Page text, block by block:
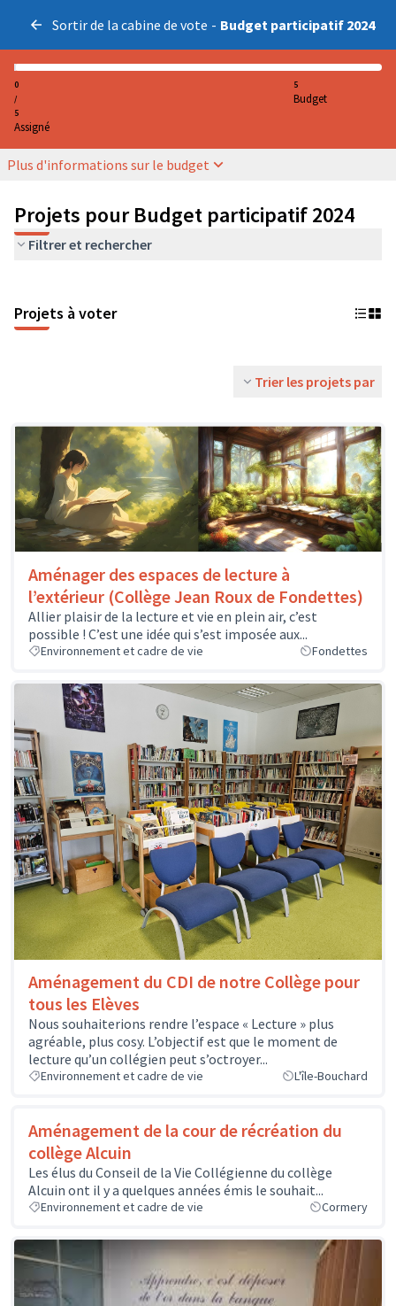
Sortir de la cabine de vote - Budget participatif 2024
0
/
5
Assigné
5
Budget
Plus d'informations sur le budget
Projets pour Budget participatif 2024
Filtrer et rechercher
Projets à voter
Trier les projets par
Aménager des espaces de lecture à
l’extérieur (Collège Jean Roux de Fondettes)
Allier plaisir de la lecture et vie en plein air, c’est
possible ! C’est une idée qui s’est imposée aux...
Environnement et cadre de vie Fondettes
Aménagement du CDI de notre Collège pour
tous les Elèves
Nous souhaiterions rendre l’espace « Lecture » plus
agréable, plus cosy. L’objectif est que le moment de
lecture qu’un collégien peut s’octroyer...
Environnement et cadre de vie L'île-Bouchard
Aménagement de la cour de récréation du
collège Alcuin
Les élus du Conseil de la Vie Collégienne du collège
Alcuin ont il y a quelques années émis le souhait...
Environnement et cadre de vie Cormery